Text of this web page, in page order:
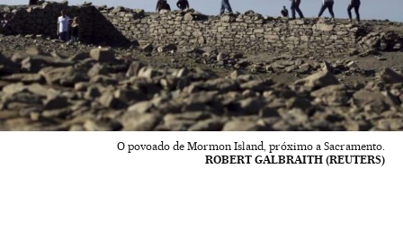
O povoado de Mormon Island, próximo a Sacramento.
ROBERT GALBRAITH (REUTERS)